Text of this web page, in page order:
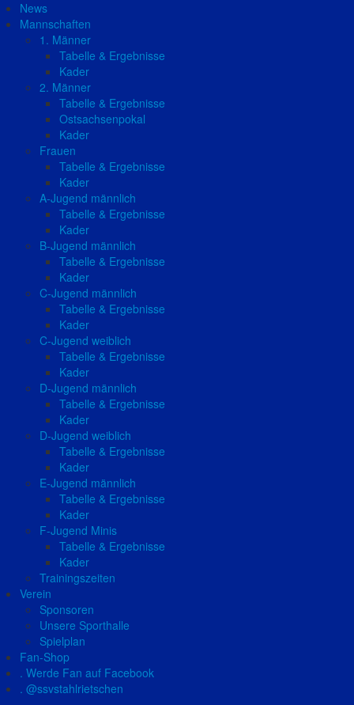
News
Mannschaften
1. Männer
Tabelle & Ergebnisse
Kader
2. Männer
Tabelle & Ergebnisse
Ostsachsenpokal
Kader
Frauen
Tabelle & Ergebnisse
Kader
A-Jugend männlich
Tabelle & Ergebnisse
Kader
B-Jugend männlich
Tabelle & Ergebnisse
Kader
C-Jugend männlich
Tabelle & Ergebnisse
Kader
C-Jugend weiblich
Tabelle & Ergebnisse
Kader
D-Jugend männlich
Tabelle & Ergebnisse
Kader
D-Jugend weiblich
Tabelle & Ergebnisse
Kader
E-Jugend männlich
Tabelle & Ergebnisse
Kader
F-Jugend Minis
Tabelle & Ergebnisse
Kader
Trainingszeiten
Verein
Sponsoren
Unsere Sporthalle
Spielplan
Fan-Shop
. Werde Fan auf Facebook
. @ssvstahlrietschen